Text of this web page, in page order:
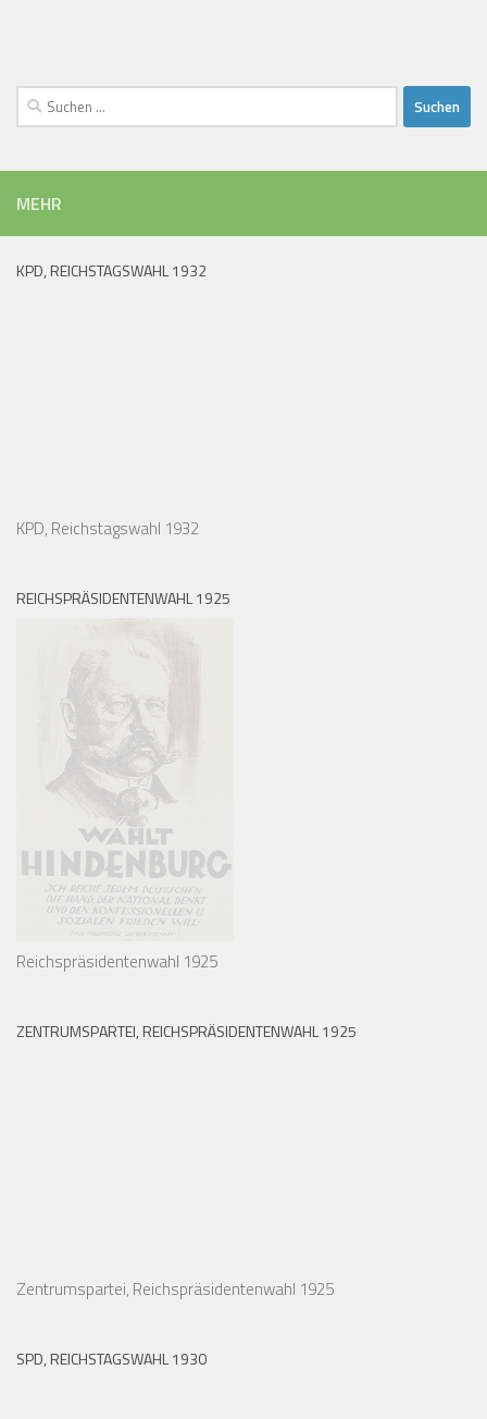
Suchen
nach:
MEHR
KPD, REICHSTAGSWAHL 1932
KPD, Reichstagswahl 1932
REICHSPRÄSIDENTENWAHL 1925
Reichspräsidentenwahl 1925
ZENTRUMSPARTEI, REICHSPRÄSIDENTENWAHL 1925
Zentrumspartei, Reichspräsidentenwahl 1925
SPD, REICHSTAGSWAHL 1930